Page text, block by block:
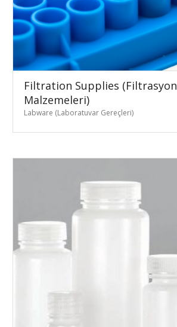
Filtration Supplies (Filtrasyon
Malzemeleri)
Labware (Laboratuvar Gereçleri)